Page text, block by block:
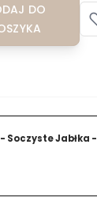
DO
Soczyste Jabłka